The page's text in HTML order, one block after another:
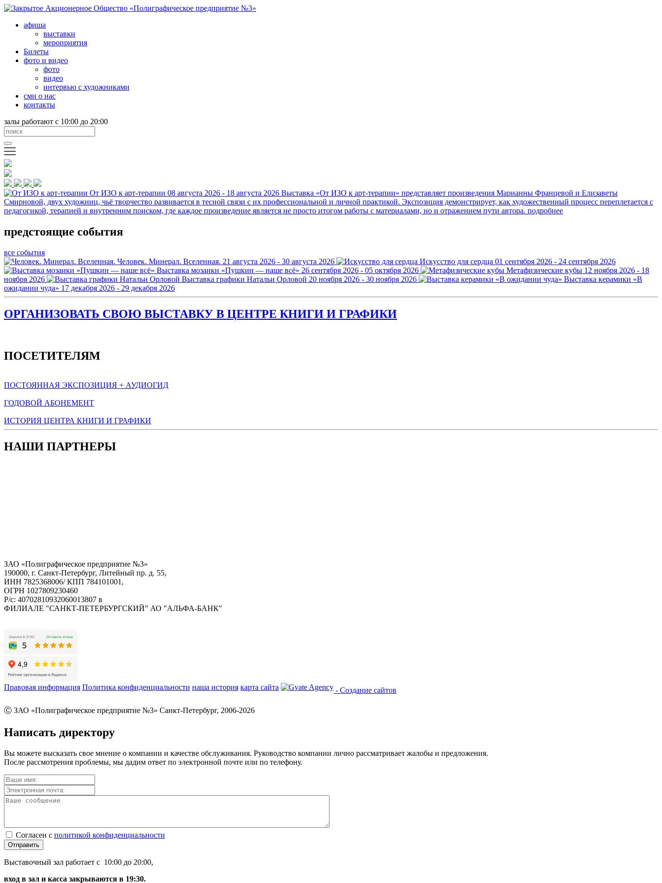
афиша
выставки
мероприятия
Билеты
фото и видео
фото
видео
интервью с художниками
сми о нас
контакты
залы работают с 10:00 до 20:00
От ИЗО к арт-терапии 08 августа 2026 - 18 августа 2026 Выставка «От ИЗО к арт-терапии» представляет произведения Марианны Францевой и Елизаветы
Смирновой, двух художниц, чьё творчество развивается в тесной связи с их профессиональной и личной практикой. Экспозиция демонстрирует, как художественный процесс переплетается с
педагогикой, терапией и внутренним поиском, где каждое произведение является не просто итогом работы с материалами, но и отражением пути автора. подробнее
предстоящие события
все события
Человек. Минерал. Вселенная. 21 августа 2026 - 30 августа 2026 Искусство для сердца 01 сентября 2026 - 24 сентября 2026
Выставка мозаики «Пушкин — наше всё» 26 сентября 2026 - 05 октября 2026 Метафизические кубы 12 ноября 2026 - 18
ноября 2026
Выставка графики Натальи Орловой 20 ноября 2026 - 30 ноября 2026
Выставка керамики «В
ожидании чуда» 17 декабря 2026 - 29 декабря 2026
ОРГАНИЗОВАТЬ СВОЮ ВЫСТАВКУ В ЦЕНТРЕ КНИГИ И ГРАФИКИ
ПОСЕТИТЕЛЯМ
ПОСТОЯННАЯ ЭКСПОЗИЦИЯ + АУДИОГИД
ГОДОВОЙ АБОНЕМЕНТ
ИСТОРИЯ ЦЕНТРА КНИГИ И ГРАФИКИ
НАШИ ПАРТНЕРЫ
ЗАО «Полиграфическое предприятие №3»
190000, г. Санкт-Петербург, Литейный пр. д. 55,
ИНН 7825368006/ КПП 784101001,
ОГРН 1027809230460
Р/с: 40702810932060013807 в
ФИЛИАЛЕ "САНКТ-ПЕТЕРБУРГСКИЙ" АО "АЛЬФА-БАНК"
Правовая информация Политика конфиденциальности наша история карта сайта - Создание сайтов
Ⓒ ЗАО «Полиграфическое предприятие №3» Санкт-Петербург, 2006-2026
Написать директору
Вы можете высказать свое мнение о компании и качестве обслуживания. Руководство компании лично рассматривает жалобы и предложения.
После рассмотрения проблемы, мы дадим ответ по электронной почте или по телефону.
Согласен с политикой конфиденциальности
Отправить
Выставочный зал работает с 10:00 до 20:00,
вход в зал и касса закрываются в 19:30.